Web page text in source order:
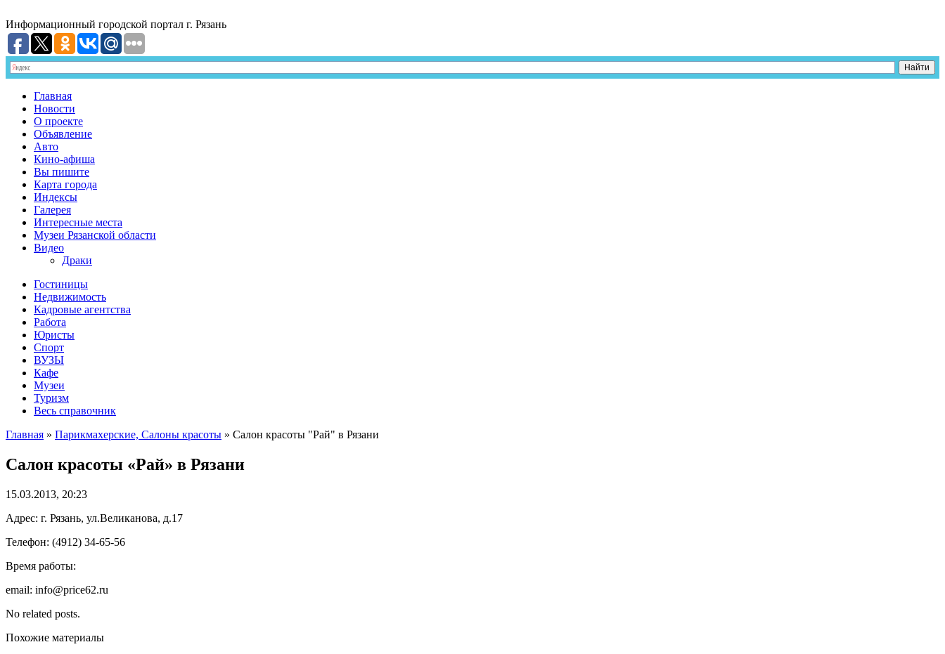
Информационный городской портал г. Рязань
Главная
Новости
О проекте
Объявление
Авто
Кино-афиша
Вы пишите
Карта города
Индексы
Галерея
Интересные места
Музеи Рязанской области
Видео
Драки
Гостиницы
Недвижимость
Кадровые агентства
Работа
Юристы
Спорт
ВУЗЫ
Кафе
Музеи
Туризм
Весь справочник
Главная » Парикмахерские, Салоны красоты » Салон красоты "Рай" в Рязани
Салон красоты «Рай» в Рязани
15.03.2013, 20:23
Адрес: г. Рязань, ул.Великанова, д.17
Телефон: (4912) 34-65-56
Время работы:
email: info@price62.ru
No related posts.
Похожие материалы